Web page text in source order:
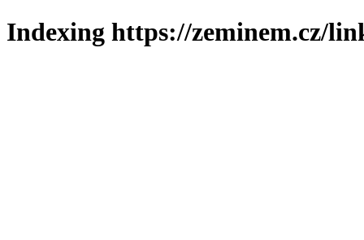
Indexing https://zeminem.cz/